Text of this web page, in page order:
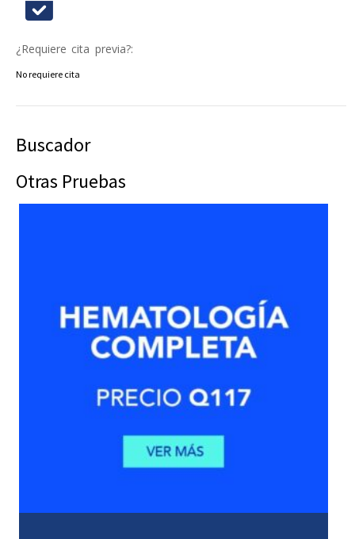
¿Requiere cita previa?:
No requiere cita
Buscador
Otras Pruebas